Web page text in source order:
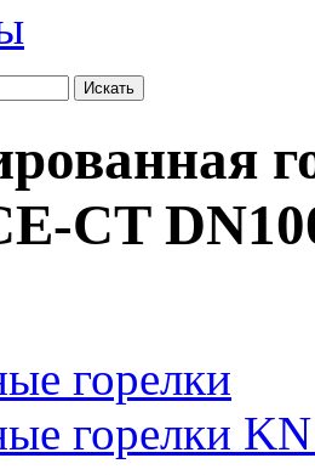
CT
горелки
горелки